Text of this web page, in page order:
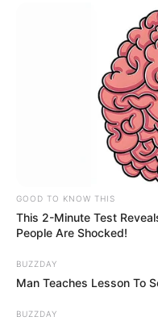
GOOD TO KNOW THIS
This 2-Minute Test
People Are Shocked!
BUZZDAY
Man Teaches Lesson To
BUZZDAY